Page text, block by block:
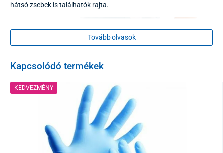
hátsó zsebek is találhatók rajta.
A nadrág kiváló minőségű elasztikus anyagból
egyesíti a műselymet, a poliésztert és a spandexet. Kopásálló,
Tovább olvasok
Kapcsolódó termékek
KEDVEZMÉNY